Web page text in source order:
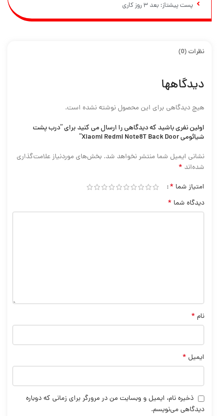
پست پیشتاز: بعد ۳ روز کاری
نظرات (0)
دیدگاهها
هیچ دیدگاهی برای این محصول نوشته نشده است.
اولین نفری باشید که دیدگاهی را ارسال می کنید برای “درب پشت
شیائومی Xiaomi Redmi Note8T Back Door”
نشانی ایمیل شما منتشر نخواهد شد. بخش‌های موردنیاز علامت‌گذاری
شده‌اند *
امتیاز شما *
دیدگاه شما *
نام *
ایمیل *
ذخیره نام، ایمیل و وبسایت من در مرورگر برای زمانی که دوباره
دیدگاهی می‌نویسم.